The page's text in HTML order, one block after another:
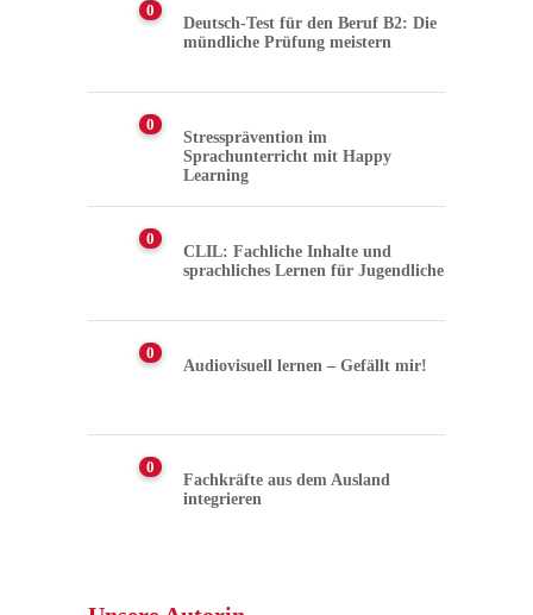
0
Deutsch-Test für den Beruf B2: Die
mündliche Prüfung meistern
0
Stressprävention im
Sprachunterricht mit Happy
Learning
0
CLIL: Fachliche Inhalte und
sprachliches Lernen für Jugendliche
0
Audiovisuell lernen – Gefällt mir!
0
Fachkräfte aus dem Ausland
integrieren